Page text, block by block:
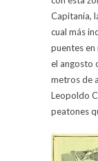
Capitanía,
cual más
puentes en
el angosto
metros de
Leopoldo
peatones